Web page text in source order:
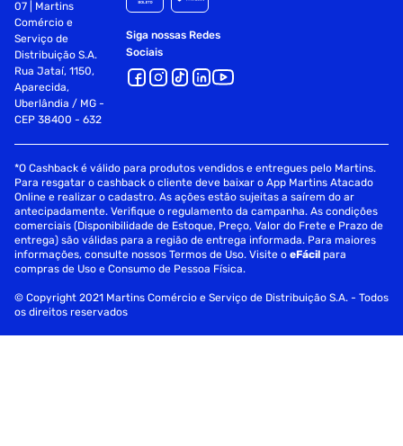
07 | Martins
Comércio e
Serviço de
Distribuição S.A.
Rua Jataí, 1150,
Aparecida,
Uberlândia / MG -
CEP 38400 - 632
Siga nossas Redes
Sociais
*O Cashback é válido para produtos vendidos e entregues pelo Martins.
Para resgatar o cashback o cliente deve baixar o App Martins Atacado
Online e realizar o cadastro. As ações estão sujeitas a saírem do ar
antecipadamente. Verifique o regulamento da campanha. As condições
comerciais (Disponibilidade de Estoque, Preço, Valor do Frete e Prazo de
entrega) são válidas para a região de entrega informada. Para maiores
informações, consulte nossos Termos de Uso. Visite oeFácil para
compras de Uso e Consumo de Pessoa Física.
© Copyright 2021 Martins Comércio e Serviço de Distribuição S.A. - Todos
os direitos reservados